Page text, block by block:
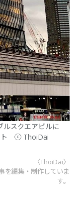
ルスクエアビルに
ト ⓒ ThoiDai
〈ThoiDai〉
を編集・制作していま
す。